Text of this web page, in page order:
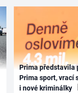
Prima představila
Prima sport, vrací
i nové kriminálky